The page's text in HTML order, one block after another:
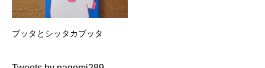
ブッタとシッタカブッタ